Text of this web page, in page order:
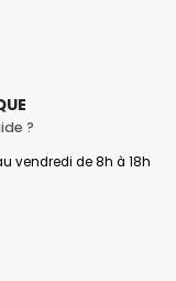
?
vendredi de 8h à 18h